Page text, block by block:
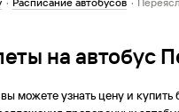
на автобус
можете узнать цену и купить